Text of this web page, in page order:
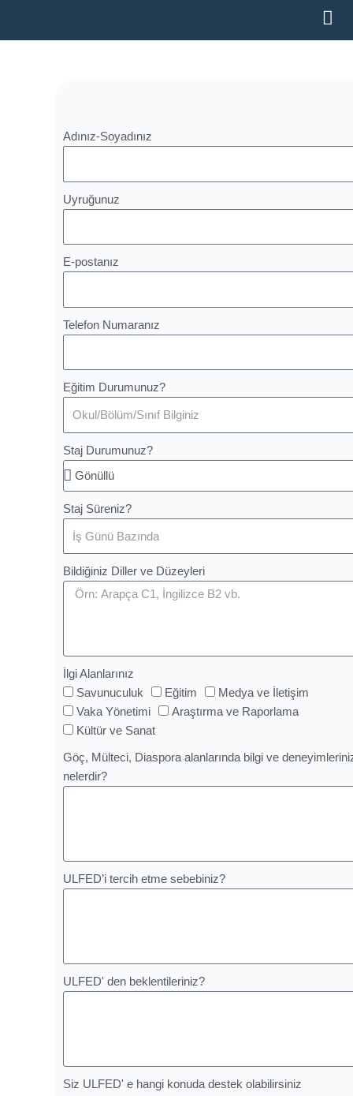
Adınız-Soyadınız
Uyruğunuz
E-postanız
Telefon Numaranız
Eğitim Durumunuz?
Staj Durumunuz?
Staj Süreniz?
Bildiğiniz Diller ve Düzeyleri
İlgi Alanlarınız
Savunuculuk
Eğitim
Medya ve İletişim
Vaka Yönetimi
Araştırma ve Raporlama
Kültür ve Sanat
Göç, Mülteci, Diaspora alanlarında bilgi ve
nelerdir?
ULFED’i tercih etme sebebiniz?
ULFED' den beklentileriniz?
Siz ULFED' e hangi konuda destek olabilirsiniz